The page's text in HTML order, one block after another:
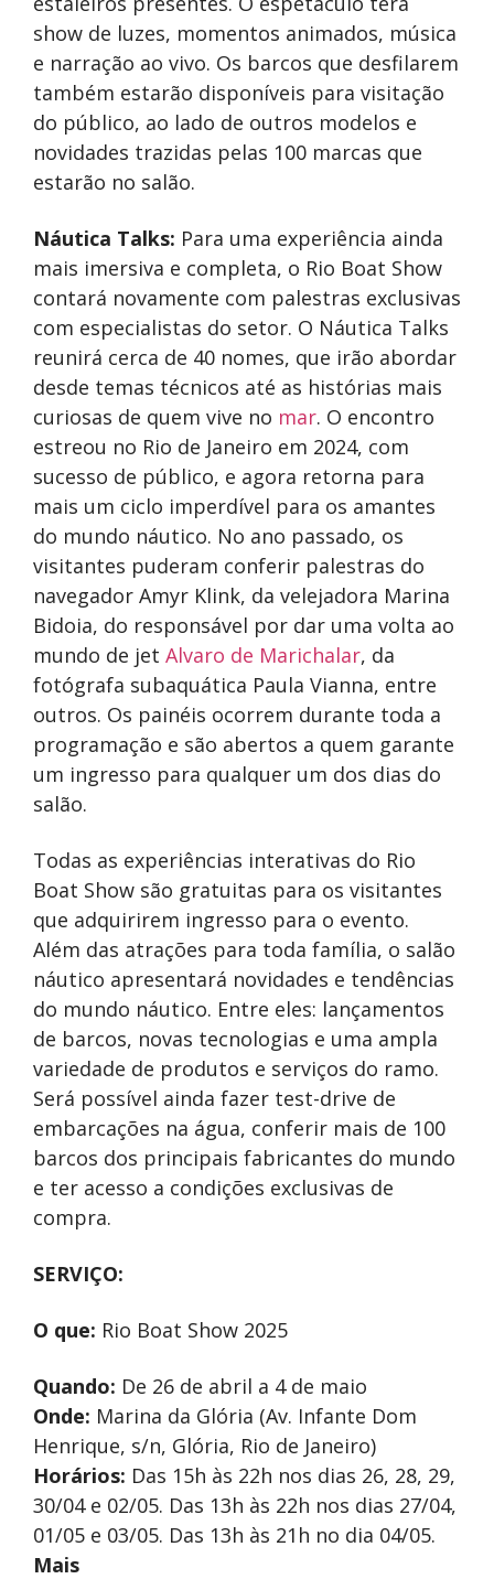
show de luzes, momentos animados, música
e narração ao vivo. Os barcos que desfilarem
também estarão disponíveis para visitação
do público, ao lado de outros modelos e
novidades trazidas pelas 100 marcas que
estarão no salão.
Náutica Talks: Para uma experiência ainda
mais imersiva e completa, o Rio Boat Show
contará novamente com palestras exclusivas
com especialistas do setor. O Náutica Talks
reunirá cerca de 40 nomes, que irão abordar
desde temas técnicos até as histórias mais
curiosas de quem vive no mar. O encontro
estreou no Rio de Janeiro em 2024, com
sucesso de público, e agora retorna para
mais um ciclo imperdível para os amantes
do mundo náutico. No ano passado, os
visitantes puderam conferir palestras do
navegador Amyr Klink, da velejadora Marina
Bidoia, do responsável por dar uma volta ao
mundo de jet Alvaro de Marichalar, da
fotógrafa subaquática Paula Vianna, entre
outros. Os painéis ocorrem durante toda a
programação e são abertos a quem garante
um ingresso para qualquer um dos dias do
salão.
Todas as experiências interativas do Rio
Boat Show são gratuitas para os visitantes
que adquirirem ingresso para o evento.
Além das atrações para toda família, o salão
náutico apresentará novidades e tendências
do mundo náutico. Entre eles: lançamentos
de barcos, novas tecnologias e uma ampla
variedade de produtos e serviços do ramo.
Será possível ainda fazer test-drive de
embarcações na água, conferir mais de 100
barcos dos principais fabricantes do mundo
e ter acesso a condições exclusivas de
compra.
SERVIÇO:
O que: Rio Boat Show 2025
Quando: De 26 de abril a 4 de maio
Onde: Marina da Glória (Av. Infante Dom
Henrique, s/n, Glória, Rio de Janeiro)
Horários: Das 15h às 22h nos dias 26, 28, 29,
30/04 e 02/05. Das 13h às 22h nos dias 27/04,
01/05 e 03/05. Das 13h às 21h no dia 04/05.
Mais